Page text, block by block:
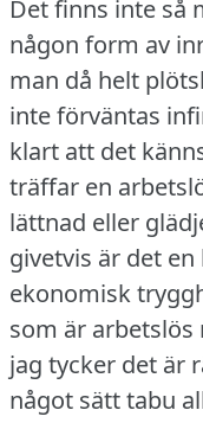
Det finns inte så
någon form av
man då helt
inte förväntas
klart att det
träffar en
lättnad eller
givetvis är det
ekonomisk
som är arbetslös
jag tycker det är
något sätt tabu